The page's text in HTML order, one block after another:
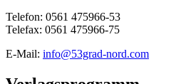
Telefon: 0561 475966-53
Telefax: 0561 475966-75
E-Mail: info@53grad-nord.com